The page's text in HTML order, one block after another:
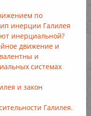
по
инерции Галилея
инерциальной?
движение и
и
системах
и закон
Галилея.